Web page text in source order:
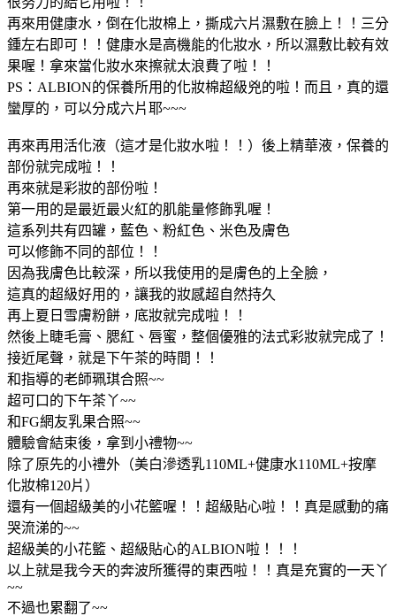
再來用健康水，倒在化妝棉上，撕成六片濕敷在臉上！！三分
鍾左右即可！！健康水是高機能的化妝水，所以濕敷比較有效
果喔！拿來當化妝水來擦就太浪費了啦！！
PS：ALBION的保養所用的化妝棉超級兇的啦！而且，真的還
蠻厚的，可以分成六片耶~~~
再來再用活化液（這才是化妝水啦！！）後上精華液，保養的
部份就完成啦！！
再來就是彩妝的部份啦！
第一用的是最近最火紅的肌能量修飾乳喔！
這系列共有四罐，藍色、粉紅色、米色及膚色
可以修飾不同的部位！！
因為我膚色比較深，所以我使用的是膚色的上全臉，
這真的超級好用的，讓我的妝感超自然持久
再上夏日雪膚粉餅，底妝就完成啦！！
然後上睫毛膏、腮紅、唇蜜，整個優雅的法式彩妝就完成了！
接近尾聲，就是下午茶的時間！！
和指導的老師珮琪合照~~
超可口的下午茶丫~~
和FG網友乳果合照~~
體驗會結束後，拿到小禮物~~
除了原先的小禮外（美白滲透乳110ML+健康水110ML+按摩
化妝棉120片）
還有一個超級美的小花籃喔！！超級貼心啦！！真是感動的痛
哭流涕的~~
超級美的小花籃、超級貼心的ALBION啦！！！
以上就是我今天的奔波所獲得的東西啦！！真是充實的一天丫
~~
不過也累翻了~~